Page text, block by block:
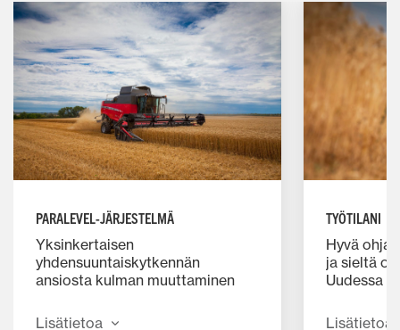
PARALEVEL-JÄRJESTELMÄ
Yksinkertaisen
yhdensuuntaiskytkennän
ansiosta kulman muuttaminen
7360 että MF 7370 ovat
Lisätietoa
TYÖTILANI
Hyvä
ja sieltä
Uudessa
Lisätietoa